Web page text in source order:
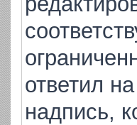
ответил
надпись,